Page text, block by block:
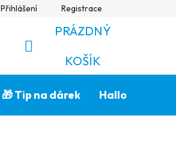
Přihlášení Registrace
NÁKUPNÍ
KOŠÍK
PRÁZDNÝ
KOŠÍK
🎁 Tip na dárek Halloween🎃